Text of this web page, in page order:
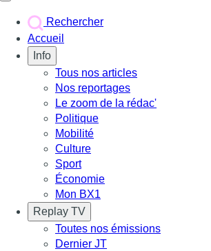
Rechercher
Accueil
Info
Tous nos articles
Nos reportages
Le zoom de la rédac'
Politique
Mobilité
Culture
Sport
Économie
Mon BX1
Replay TV
Toutes nos émissions
Dernier JT